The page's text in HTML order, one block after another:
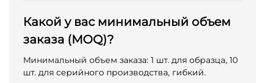
Какой у вас минимальный объем
заказа (MOQ)?
Минимальный объем заказа: 1 шт. для образца, 10
шт. для серийного производства, гибкий.